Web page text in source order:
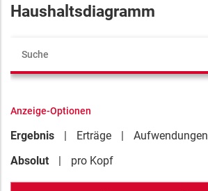
Haushaltsdiagramm
Anzeige-Optionen
Ergebnis Erträge
Aufwendungen
Absolut
pro Kopf